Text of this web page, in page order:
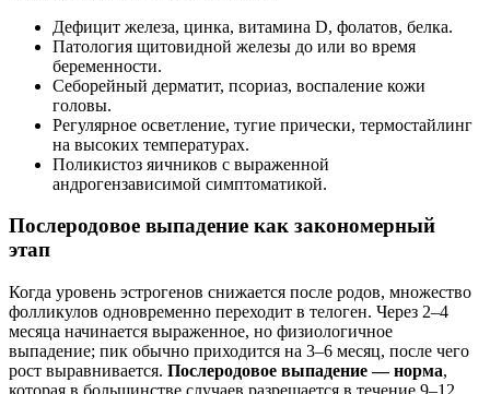
Дефицит железа, цинка, витамина D, фолатов, белка.
Патология щитовидной железы до или во время
беременности.
Себорейный дерматит, псориаз, воспаление кожи
головы.
Регулярное осветление, тугие прически, термостайлинг
на высоких температурах.
Поликистоз яичников с выраженной
андрогензависимой симптоматикой.
Послеродовое выпадение как закономерный
этап
Когда уровень эстрогенов снижается после родов, множество
фолликулов одновременно переходит в телоген. Через 2–4
месяца начинается выраженное, но физиологичное
выпадение; пик обычно приходится на 3–6 месяц, после чего
рост выравнивается. Послеродовое выпадение — норма,